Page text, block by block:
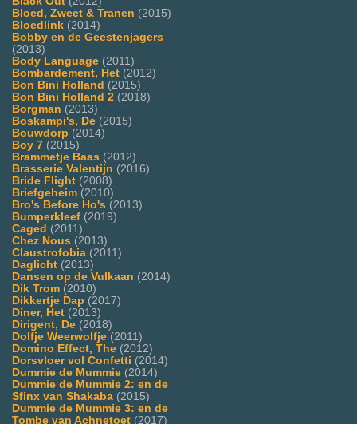
Bloed, Zweet & Tranen (2015)
Bloedlink (2014)
Bobby en de Geestenjagers
(2013)
Body Language (2011)
Bombardement, Het (2012)
Bon Bini Holland (2015)
Bon Bini Holland 2 (2018)
Borgman (2013)
Boskampi's, De (2015)
Bouwdorp (2014)
Boy 7 (2015)
Brammetje Baas (2012)
Brasserie Valentijn (2016)
Bride Flight (2008)
Briefgeheim (2010)
Bro's Before Ho's (2013)
Bumperkleef (2019)
Caged (2011)
Chez Nous (2013)
Claustrofobia (2011)
Daglicht (2013)
Dansen op de Vulkaan (2014)
Dik Trom (2010)
Dikkertje Dap (2017)
Diner, Het (2013)
Dirigent, De (2018)
Dolfje Weerwolfje (2011)
Domino Effect, The (2012)
Dorsvloer vol Confetti (2014)
Dummie de Mummie (2014)
Dummie de Mummie 2: en de
Sfinx van Shakaba (2015)
Dummie de Mummie 3: en de
Tombe van Achnetoet (2017)